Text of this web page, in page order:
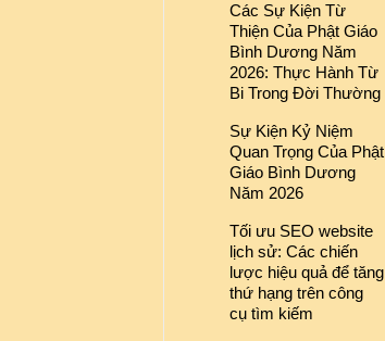
Các Sự Kiện Từ
Thiện Của Phật Giáo
Bình Dương Năm
2026: Thực Hành Từ
Bi Trong Đời Thường
Sự Kiện Kỷ Niệm
Quan Trọng Của Phật
Giáo Bình Dương
Năm 2026
Tối ưu SEO website
lịch sử: Các chiến
lược hiệu quả để tăng
thứ hạng trên công
cụ tìm kiếm